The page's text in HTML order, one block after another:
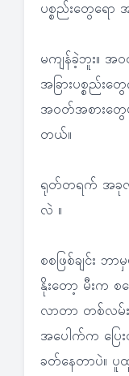
ပစ္စည်းတွေရော
မကျန်ခဲ့ဘူး။ အ
အခြားပစ္စည်
အဝတ်အစားတွေ
တယ်။
ရုတ်တရက် အခုလို
လဲ ။
စစဖြစ်ချင်း
နိုးတော့ မီးက
လာတာ တစ်လမ်း
အပေါက်က ပြ
ခတ်နေတာပဲ။ ပူ